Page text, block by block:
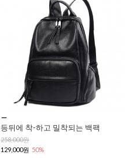
등뒤에 착-하고 밀착되는 백팩
258,000원
129,000원 50%